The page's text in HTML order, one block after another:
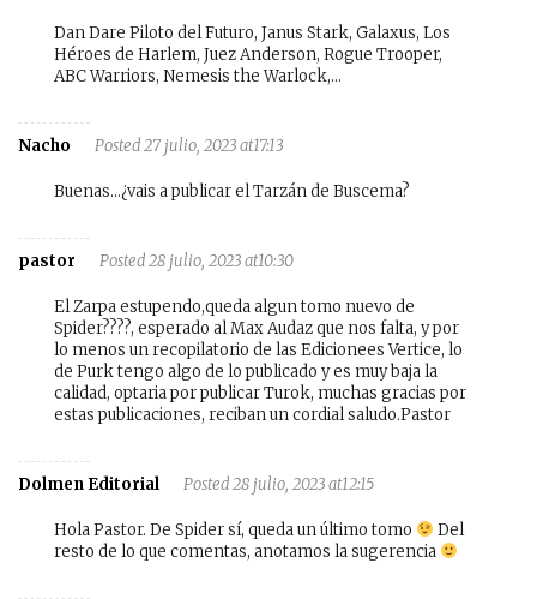
Dan Dare Piloto del Futuro, Janus Stark, Galaxus, Los
Héroes de Harlem, Juez Anderson, Rogue Trooper,
ABC Warriors, Nemesis the Warlock,…
Nacho Posted 27 julio, 2023 at17:13
Buenas…¿vais a publicar el Tarzán de Buscema?
pastor Posted 28 julio, 2023 at10:30
El Zarpa estupendo,queda algun tomo nuevo de
Spider????, esperado al Max Audaz que nos falta, y por
lo menos un recopilatorio de las Edicionees Vertice, lo
de Purk tengo algo de lo publicado y es muy baja la
calidad, optaria por publicar Turok, muchas gracias por
estas publicaciones, reciban un cordial saludo.Pastor
Dolmen Editorial Posted 28 julio, 2023 at12:15
Hola Pastor. De Spider sí, queda un último tomo
Del
resto de lo que comentas, anotamos la sugerencia